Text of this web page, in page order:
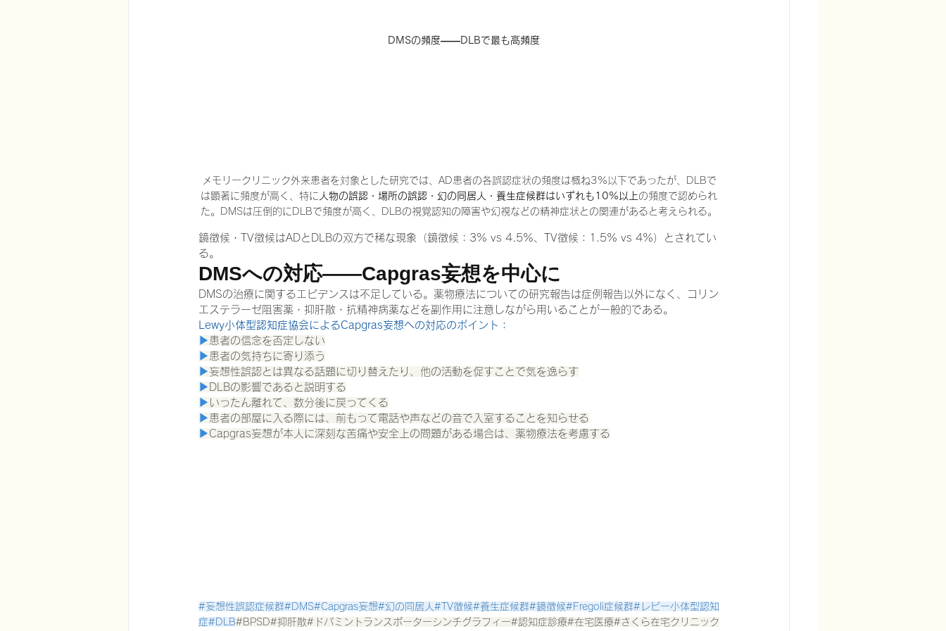
DMSの頻度——DLBで最も高頻度
メモリークリニック外来患者を対象とした研究では、AD患者の各誤認症状の頻度は概ね3%以下であったが、DLBで
は顕著に頻度が高く、特に 人物の誤認・場所の誤認・幻の同居人・養生症候群はいずれも10%以上の頻度で認められ
た。DMSは圧倒的にDLBで頻度が高く、DLBの視覚認知の障害や幻視などの精神症状との関連があると考えられる。
鏡徴候・TV徴候はADとDLBの双方で稀な現象（鏡徴候：3% vs 4.5%、TV徴候：1.5% vs 4%）とされてい
る。
DMSへの対応——Capgras妄想を中心に
DMSの治療に関するエビデンスは不足している。薬物療法についての研究報告は症例報告以外になく、コリン
エステラーゼ阻害薬・抑肝散・抗精神病薬などを副作用に注意しながら用いることが一般的である。
Lewy小体型認知症協会によるCapgras妄想への対応のポイント：
▶ 患者の信念を否定しない
▶ 患者の気持ちに寄り添う
▶妄想性誤認とは異なる話題に切り替えたり、他の活動を促すことで気を逸らす
▶ DLBの影響であると説明する
▶ いったん離れて、数分後に戻ってくる
▶ 患者の部屋に入る際には、前もって電話や声などの音で入室することを知らせる
▶ Capgras妄想が本人に深刻な苦痛や安全上の問題がある場合は、薬物療法を考慮する
#妄想性誤認症候群#DMS#Capgras妄想#幻の同居人#TV徴候#養生症候群#鏡徴候#Fregoli症候群#レビー小体型認知
症#DLB#BPSD#抑肝散#ドパミントランスポーターシンチグラフィー#認知症診療#在宅医療#さくら在宅クリニック